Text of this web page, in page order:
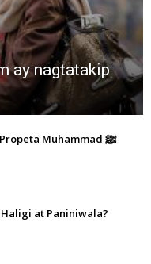
ay nagtatakip
Ang Talambuhay ni Propeta Muhammad ﷺ
at Paniniwala?